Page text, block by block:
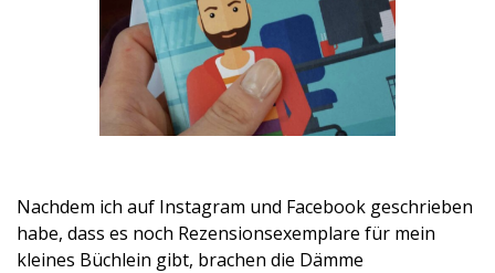
Nachdem ich auf Instagram und Facebook geschrieben
habe, dass es noch Rezensionsexemplare für mein
kleines Büchlein gibt, brachen die Dämme